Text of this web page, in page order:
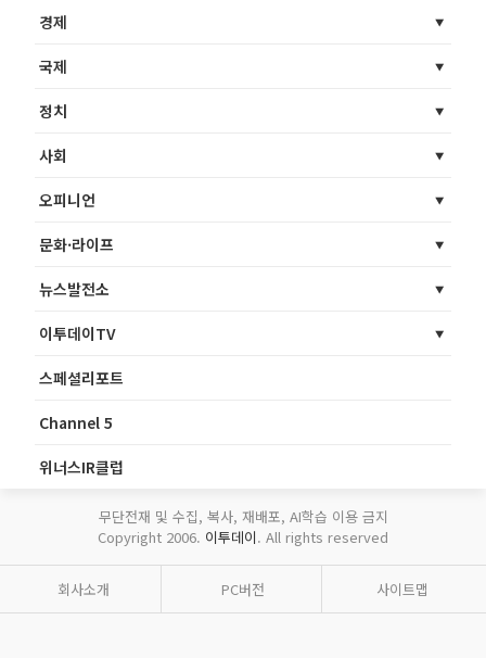
경제
국제
정치
사회
오피니언
문화·라이프
뉴스발전소
이투데이TV
스페셜리포트
Channel 5
위너스IR클럽
무단전재 및 수집, 복사, 재배포, AI학습 이용 금지
Copyright 2006. 이투데이. All rights reserved
회사소개 PC버전 사이트맵